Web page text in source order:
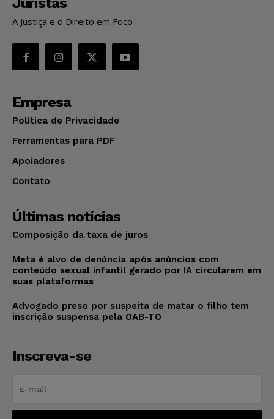
A Justiça e o Direito em Foco
Empresa
Política de Privacidade
Ferramentas para PDF
Apoiadores
Contato
Últimas notícias
Composição da taxa de juros
Meta é alvo de denúncia após anúncios com
conteúdo sexual infantil gerado por IA circularem em
suas plataformas
Advogado preso por suspeita de matar o filho tem
inscrição suspensa pela OAB-TO
Inscreva-se